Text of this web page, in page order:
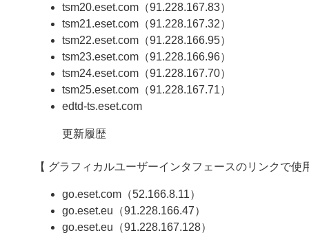
tsm20.eset.com（91.228.167.83）
tsm21.eset.com（91.228.167.32）
tsm22.eset.com（91.228.166.95）
tsm23.eset.com（91.228.166.96）
tsm24.eset.com（91.228.167.70）
tsm25.eset.com（91.228.167.71）
edtd-ts.eset.com
更新履歴
【 グラフィカルユーザーインタフェースのリンクで使
go.eset.com（52.166.8.11）
go.eset.eu（91.228.166.47）
go.eset.eu（91.228.167.128）